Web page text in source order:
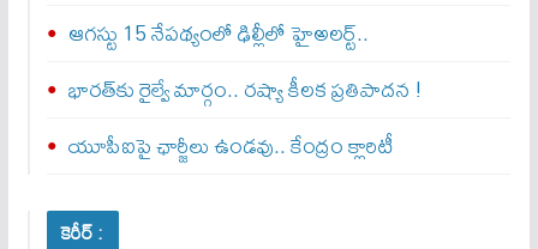
ఆగస్టు 15 నేపథ్యంలో ఢిల్లీలో హైఅలర్ట్..
భారత్‌కు రైల్వే మార్గం.. రష్యా కీలక ప్రతిపాదన !
యూపీఐపై ఛార్జీలు ఉండవు.. కేంద్రం క్లారిటీ
కెరీర్ :